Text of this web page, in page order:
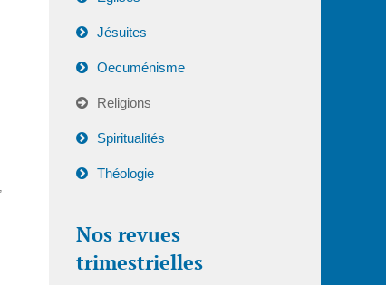
Jésuites
Oecuménisme
Religions
Spiritualités
Théologie
Nos revues
trimestrielles